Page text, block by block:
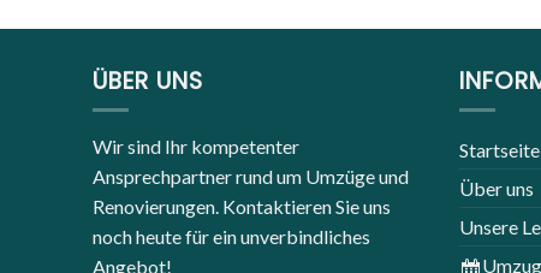
ÜBER UNS
Wir sind Ihr kompetenter
Ansprechpartner rund um Umzüge und
Renovierungen. Kontaktieren Sie uns
noch heute für ein unverbindliches
Angebot!
Startseite
Über uns
Unsere